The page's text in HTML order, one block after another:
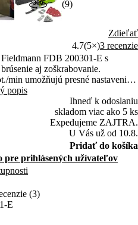
(9)
Zdieľať
4.7(5×)3 recenzie
FDB 200301-E s
aj zoškrabovanie.
min umožňujú presné nastavenie.
prácu aj pri dlhšom používaní.
popis
Ihneď k odoslaniu
skladom viac ako 5 ks
Expedujeme ZAJTRA.
U Vás už od 10.8.
Pridať do košíka
pre prihlásených užívateľov
(3)
E